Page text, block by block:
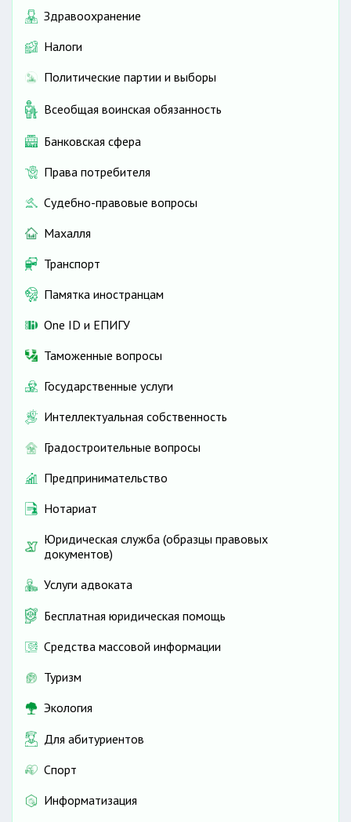
Здравоохранение
Налоги
Политические партии и выборы
Всеобщая воинская обязанность
Банковская сфера
Права потребителя
Судебно-правовые вопросы
Махалля
Транспорт
Памятка иностранцам
One ID и ЕПИГУ
Таможенные вопросы
Государственные услуги
Интеллектуальная собственность
Градостроительные вопросы
Предпринимательство
Нотариат
Юридическая служба (образцы правовых
документов)
Услуги адвоката
Бесплатная юридическая помощь
Средства массовой информации
Туризм
Экология
Для абитуриентов
Спорт
Информатизация